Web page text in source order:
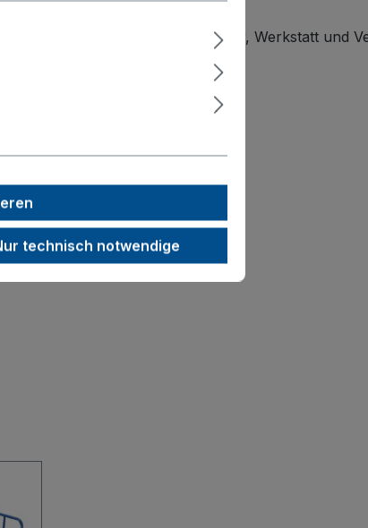
zwei Bockrollen – ideal für Lager, Werkstatt und
technisch notwendige